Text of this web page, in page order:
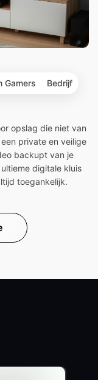
Gamers Bedrijf
opslag die niet van
private en veilige
backupt van je
digitale kluis
toegankelijk.